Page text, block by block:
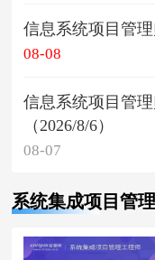
信息系统项目管理
08-08
信息系统项目管
（2026/8/6）
08-07
系统集成项目管